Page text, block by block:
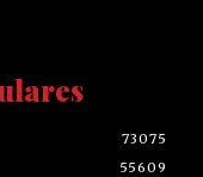
73075
55609